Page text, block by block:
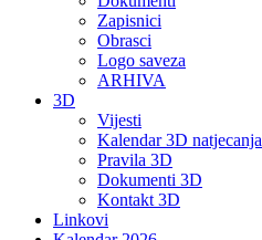
Zapisnici
Obrasci
Logo saveza
ARHIVA
3D
Vijesti
Kalendar 3D natjecanja
Pravila 3D
Dokumenti 3D
Kontakt 3D
Linkovi